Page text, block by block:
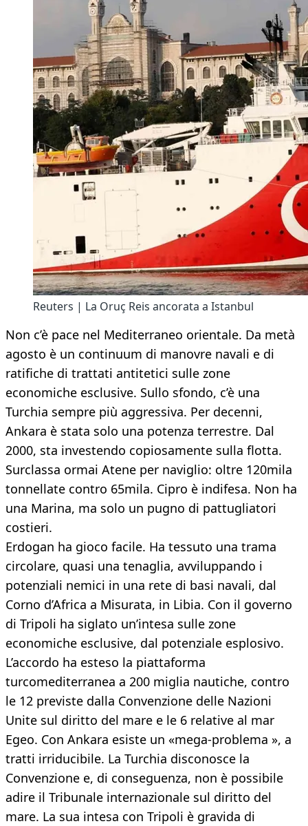
Reuters | La Oruç Reis ancorata a Istanbul
Non c’è pace nel Mediterraneo orientale. Da metà
agosto è un continuum di manovre navali e di
ratifiche di trattati antitetici sulle zone
economiche esclusive. Sullo sfondo, c’è una
Turchia sempre più aggressiva. Per decenni,
Ankara è stata solo una potenza terrestre. Dal
2000, sta investendo copiosamente sulla flotta.
Surclassa ormai Atene per naviglio: oltre 120mila
tonnellate contro 65mila. Cipro è indifesa. Non ha
una Marina, ma solo un pugno di pattugliatori
costieri.
Erdogan ha gioco facile. Ha tessuto una trama
circolare, quasi una tenaglia, avviluppando i
potenziali nemici in una rete di basi navali, dal
Corno d’Africa a Misurata, in Libia. Con il governo
di Tripoli ha siglato un’intesa sulle zone
economiche esclusive, dal potenziale esplosivo.
L’accordo ha esteso la piattaforma
turcomediterranea a 200 miglia nautiche, contro
le 12 previste dalla Convenzione delle Nazioni
Unite sul diritto del mare e le 6 relative al mar
Egeo. Con Ankara esiste un «mega-problema », a
tratti irriducibile. La Turchia disconosce la
Convenzione e, di conseguenza, non è possibile
adire il Tribunale internazionale sul diritto del
mare. La sua intesa con Tripoli è gravida di